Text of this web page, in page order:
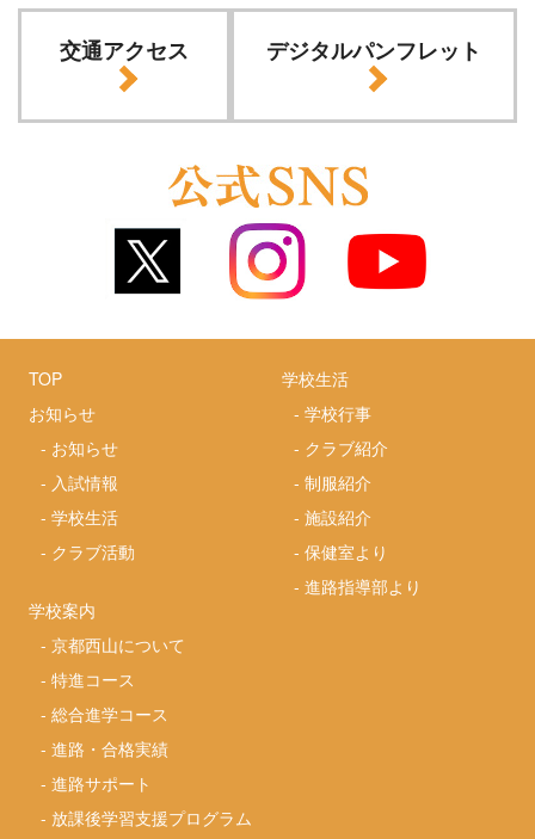
交通アクセス デジタルパンフレット
TOP
お知らせ
- お知らせ
- 入試情報
-学校生活
- クラブ活動
学校案内
-京都西山について
-特進コース
-総合進学コース
-進路・合格実績
-進路サポート
- 放課後学習支援プログラム
学校生活
-学校行事
- クラブ紹介
-制服紹介
-施設紹介
-保健室より
-進路指導部より